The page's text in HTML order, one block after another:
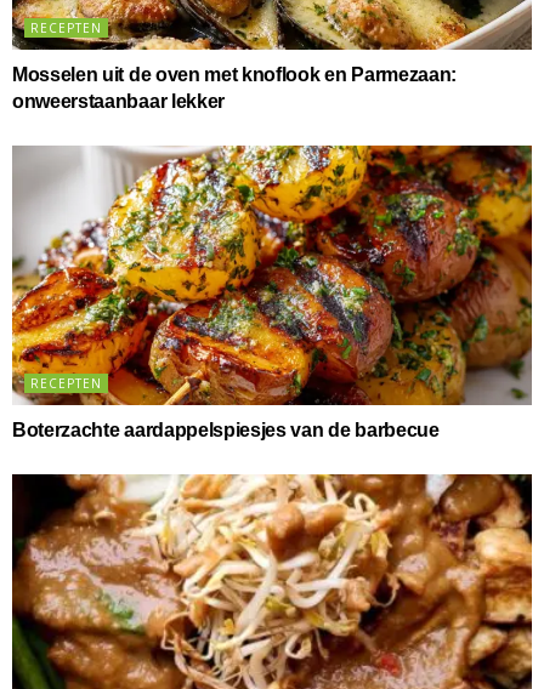
RECEPTEN
Mosselen uit de oven met knoflook en Parmezaan:
onweerstaanbaar lekker
RECEPTEN
Boterzachte aardappelspiesjes van de barbecue